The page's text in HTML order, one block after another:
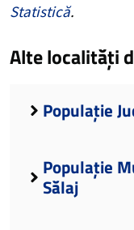
Statistică.
Alte localități
Populație
Populație
Sălaj